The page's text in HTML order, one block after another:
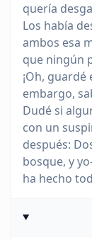
quería
Los había
ambos esa
que ningún
¡Oh,
embargo,
Dudé si
con un
después:
bosque, y
ha hecho